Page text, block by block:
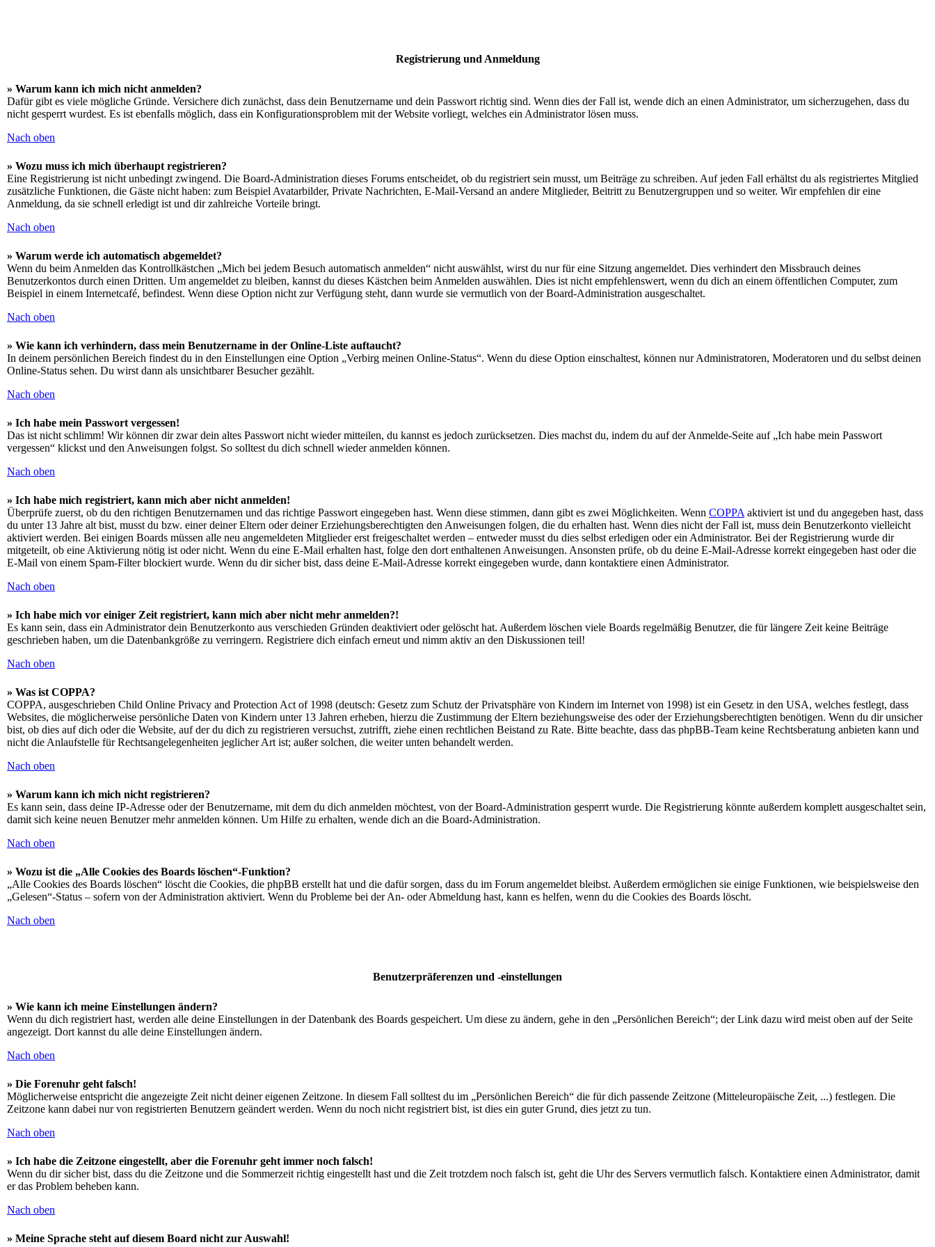
Registrierung und Anmeldung
» Warum kann ich mich nicht anmelden?
Dafür gibt es viele mögliche Gründe. Versichere dich zunächst, dass dein Benutzername und dein Passwort richtig sind. Wenn dies der Fall ist, wende dich an einen Administrator, um sicherzugehen, dass du
nicht gesperrt wurdest. Es ist ebenfalls möglich, dass ein Konfigurationsproblem mit der Website vorliegt, welches ein Administrator lösen muss.
Nach oben
» Wozu muss ich mich überhaupt registrieren?
Eine Registrierung ist nicht unbedingt zwingend. Die Board-Administration dieses Forums entscheidet, ob du registriert sein musst, um Beiträge zu schreiben. Auf jeden Fall erhältst du als registriertes Mitglied
zusätzliche Funktionen, die Gäste nicht haben: zum Beispiel Avatarbilder, Private Nachrichten, E-Mail-Versand an andere Mitglieder, Beitritt zu Benutzergruppen und so weiter. Wir empfehlen dir eine
Anmeldung, da sie schnell erledigt ist und dir zahlreiche Vorteile bringt.
Nach oben
» Warum werde ich automatisch abgemeldet?
Wenn du beim Anmelden das Kontrollkästchen „Mich bei jedem Besuch automatisch anmelden“ nicht auswählst, wirst du nur für eine Sitzung angemeldet. Dies verhindert den Missbrauch deines
Benutzerkontos durch einen Dritten. Um angemeldet zu bleiben, kannst du dieses Kästchen beim Anmelden auswählen. Dies ist nicht empfehlenswert, wenn du dich an einem öffentlichen Computer, zum
Beispiel in einem Internetcafé, befindest. Wenn diese Option nicht zur Verfügung steht, dann wurde sie vermutlich von der Board-Administration ausgeschaltet.
Nach oben
» Wie kann ich verhindern, dass mein Benutzername in der Online-Liste auftaucht?
In deinem persönlichen Bereich findest du in den Einstellungen eine Option „Verbirg meinen Online-Status“. Wenn du diese Option einschaltest, können nur Administratoren, Moderatoren und du selbst deinen
Online-Status sehen. Du wirst dann als unsichtbarer Besucher gezählt.
Nach oben
» Ich habe mein Passwort vergessen!
Das ist nicht schlimm! Wir können dir zwar dein altes Passwort nicht wieder mitteilen, du kannst es jedoch zurücksetzen. Dies machst du, indem du auf der Anmelde-Seite auf „Ich habe mein Passwort
vergessen“ klickst und den Anweisungen folgst. So solltest du dich schnell wieder anmelden können.
Nach oben
» Ich habe mich registriert, kann mich aber nicht anmelden!
Überprüfe zuerst, ob du den richtigen Benutzernamen und das richtige Passwort eingegeben hast. Wenn diese stimmen, dann gibt es zwei Möglichkeiten. Wenn COPPA aktiviert ist und du angegeben hast, dass
du unter 13 Jahre alt bist, musst du bzw. einer deiner Eltern oder deiner Erziehungsberechtigten den Anweisungen folgen, die du erhalten hast. Wenn dies nicht der Fall ist, muss dein Benutzerkonto vielleicht
aktiviert werden. Bei einigen Boards müssen alle neu angemeldeten Mitglieder erst freigeschaltet werden – entweder musst du dies selbst erledigen oder ein Administrator. Bei der Registrierung wurde dir
mitgeteilt, ob eine Aktivierung nötig ist oder nicht. Wenn du eine E-Mail erhalten hast, folge den dort enthaltenen Anweisungen. Ansonsten prüfe, ob du deine E-Mail-Adresse korrekt eingegeben hast oder die
E-Mail von einem Spam-Filter blockiert wurde. Wenn du dir sicher bist, dass deine E-Mail-Adresse korrekt eingegeben wurde, dann kontaktiere einen Administrator.
Nach oben
» Ich habe mich vor einiger Zeit registriert, kann mich aber nicht mehr anmelden?!
Es kann sein, dass ein Administrator dein Benutzerkonto aus verschieden Gründen deaktiviert oder gelöscht hat. Außerdem löschen viele Boards regelmäßig Benutzer, die für längere Zeit keine Beiträge
geschrieben haben, um die Datenbankgröße zu verringern. Registriere dich einfach erneut und nimm aktiv an den Diskussionen teil!
Nach oben
» Was ist COPPA?
COPPA, ausgeschrieben Child Online Privacy and Protection Act of 1998 (deutsch: Gesetz zum Schutz der Privatsphäre von Kindern im Internet von 1998) ist ein Gesetz in den USA, welches festlegt, dass
Websites, die möglicherweise persönliche Daten von Kindern unter 13 Jahren erheben, hierzu die Zustimmung der Eltern beziehungsweise des oder der Erziehungsberechtigten benötigen. Wenn du dir unsicher
bist, ob dies auf dich oder die Website, auf der du dich zu registrieren versuchst, zutrifft, ziehe einen rechtlichen Beistand zu Rate. Bitte beachte, dass das phpBB-Team keine Rechtsberatung anbieten kann und
nicht die Anlaufstelle für Rechtsangelegenheiten jeglicher Art ist; außer solchen, die weiter unten behandelt werden.
Nach oben
» Warum kann ich mich nicht registrieren?
Es kann sein, dass deine IP-Adresse oder der Benutzername, mit dem du dich anmelden möchtest, von der Board-Administration gesperrt wurde. Die Registrierung könnte außerdem komplett ausgeschaltet sein,
damit sich keine neuen Benutzer mehr anmelden können. Um Hilfe zu erhalten, wende dich an die Board-Administration.
Nach oben
» Wozu ist die „Alle Cookies des Boards löschen“-Funktion?
„Alle Cookies des Boards löschen“ löscht die Cookies, die phpBB erstellt hat und die dafür sorgen, dass du im Forum angemeldet bleibst. Außerdem ermöglichen sie einige Funktionen, wie beispielsweise den
„Gelesen“-Status – sofern von der Administration aktiviert. Wenn du Probleme bei der An- oder Abmeldung hast, kann es helfen, wenn du die Cookies des Boards löscht.
Nach oben
Benutzerpräferenzen und -einstellungen
» Wie kann ich meine Einstellungen ändern?
Wenn du dich registriert hast, werden alle deine Einstellungen in der Datenbank des Boards gespeichert. Um diese zu ändern, gehe in den „Persönlichen Bereich“; der Link dazu wird meist oben auf der Seite
angezeigt. Dort kannst du alle deine Einstellungen ändern.
Nach oben
» Die Forenuhr geht falsch!
Möglicherweise entspricht die angezeigte Zeit nicht deiner eigenen Zeitzone. In diesem Fall solltest du im „Persönlichen Bereich“ die für dich passende Zeitzone (Mitteleuropäische Zeit, ...) festlegen. Die
Zeitzone kann dabei nur von registrierten Benutzern geändert werden. Wenn du noch nicht registriert bist, ist dies ein guter Grund, dies jetzt zu tun.
Nach oben
» Ich habe die Zeitzone eingestellt, aber die Forenuhr geht immer noch falsch!
Wenn du dir sicher bist, dass du die Zeitzone und die Sommerzeit richtig eingestellt hast und die Zeit trotzdem noch falsch ist, geht die Uhr des Servers vermutlich falsch. Kontaktiere einen Administrator, damit
er das Problem beheben kann.
Nach oben
» Meine Sprache steht auf diesem Board nicht zur Auswahl!